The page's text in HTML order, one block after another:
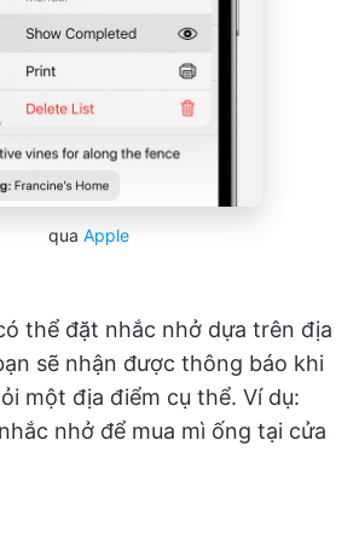
qua Apple
thể đặt nhắc nhở dựa trên địa
sẽ nhận được thông báo khi
một địa điểm cụ thể. Ví dụ:
nhở để mua mì ống tại cửa